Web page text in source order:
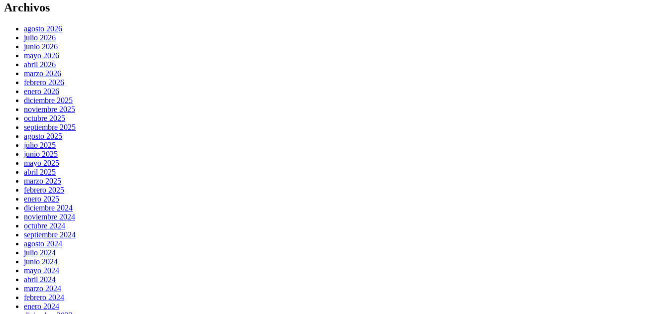
Archivos
agosto 2026
julio 2026
junio 2026
mayo 2026
abril 2026
marzo 2026
febrero 2026
enero 2026
diciembre 2025
noviembre 2025
octubre 2025
septiembre 2025
agosto 2025
julio 2025
junio 2025
mayo 2025
abril 2025
marzo 2025
febrero 2025
enero 2025
diciembre 2024
noviembre 2024
octubre 2024
septiembre 2024
agosto 2024
julio 2024
junio 2024
mayo 2024
abril 2024
marzo 2024
febrero 2024
enero 2024